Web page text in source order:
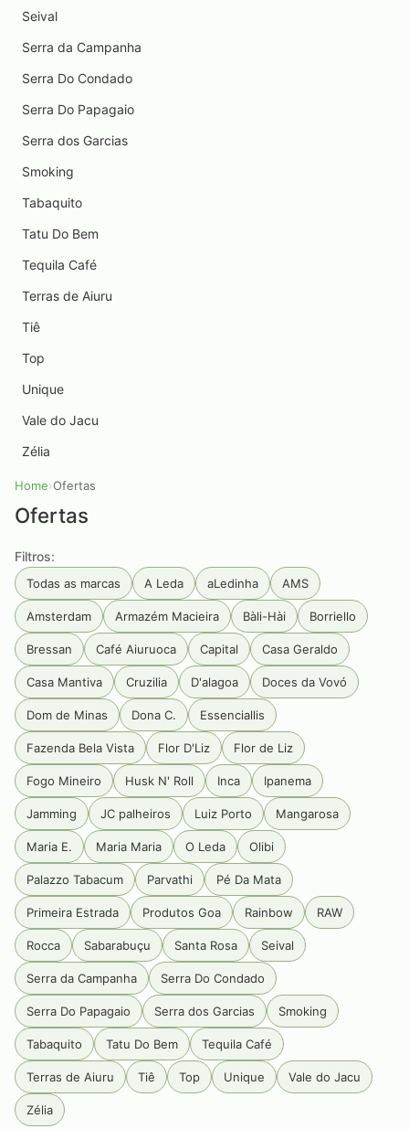
Seival
Serra da Campanha
Serra Do Condado
Serra Do Papagaio
Serra dos Garcias
Smoking
Tabaquito
Tatu Do Bem
Tequila Café
Terras de Aiuru
Tiê
Top
Unique
Vale do Jacu
Zélia
Home›Ofertas
Ofertas
Filtros:
Todas as marcas A Leda aLedinha AMS
Amsterdam Armazém Macieira Bàli-Hài Borriello
Bressan Café Aiuruoca Capital Casa Geraldo
Casa Mantiva Cruzilia D'alagoa Doces da Vovó
Dom de Minas Dona C. Essenciallis
Fazenda Bela Vista Flor D'Liz Flor de Liz
Fogo Mineiro Husk N' Roll Inca Ipanema
Jamming JC palheiros Luiz Porto Mangarosa
Maria E. Maria Maria O Leda Olibi
Palazzo Tabacum Parvathi Pé Da Mata
Primeira Estrada Produtos Goa Rainbow RAW
Rocca Sabarabuçu Santa Rosa Seival
Serra da Campanha Serra Do Condado
Serra Do Papagaio Serra dos Garcias Smoking
Tabaquito Tatu Do Bem Tequila Café
Terras de Aiuru Tiê Top Unique Vale do Jacu
Zélia